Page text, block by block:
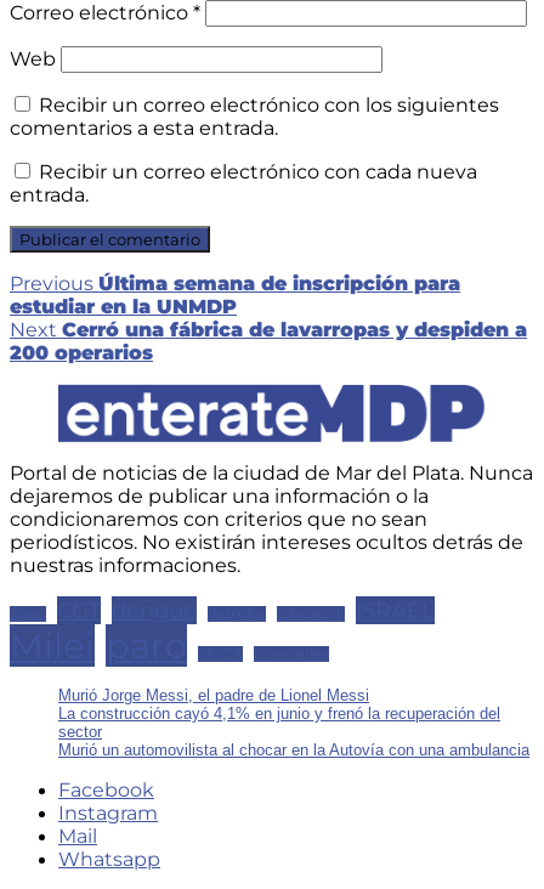
Correo electrónico *
Web
Recibir un correo electrónico con los siguientes
comentarios a esta entrada.
Recibir un correo electrónico con cada nueva
entrada.
Navegación
de
entradas
Previous Previous
post:
Última semana de inscripción para
estudiar en la UNMDP
Next Next
post:
Cerró una fábrica de lavarropas y despiden a
200 operarios
Portal de noticias de la ciudad de Mar del Plata. Nunca
dejaremos de publicar una información o la
condicionaremos con criterios que no sean
periodísticos. No existirán intereses ocultos detrás de
nuestras informaciones.
Murió Jorge Messi, el padre de Lionel Messi
La construcción cayó 4,1% en junio y frenó la recuperación del
sector
Murió un automovilista al chocar en la Autovía con una ambulancia
Facebook
Instagram
Mail
Whatsapp